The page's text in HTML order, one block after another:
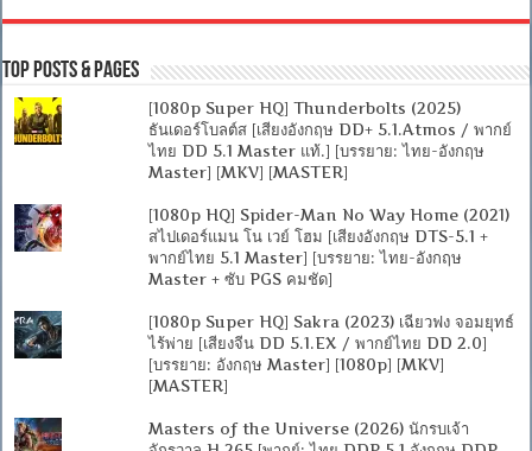
Top Posts & Pages
[1080p Super HQ] Thunderbolts (2025)
ธันเดอร์โบลต์ส [เสียงอังกฤษ DD+ 5.1.Atmos / พากย์
ไทย DD 5.1 Master แท้.] [บรรยาย: ไทย-อังกฤษ
Master] [MKV] [MASTER]
[1080p HQ] Spider-Man No Way Home (2021)
สไปเดอร์แมน โน เวย์ โฮม [เสียงอังกฤษ DTS-5.1 +
พากย์ไทย 5.1 Master] [บรรยาย: ไทย-อังกฤษ
Master + ซับ PGS คมชัด]
[1080p Super HQ] Sakra (2023) เฉียวฟง จอมยุทธ์
ไร้พ่าย [เสียงจีน DD 5.1.EX / พากย์ไทย DD 2.0]
[บรรยาย: อังกฤษ Master] [1080p] [MKV]
[MASTER]
Masters of the Universe (2026) นักรบเจ้า